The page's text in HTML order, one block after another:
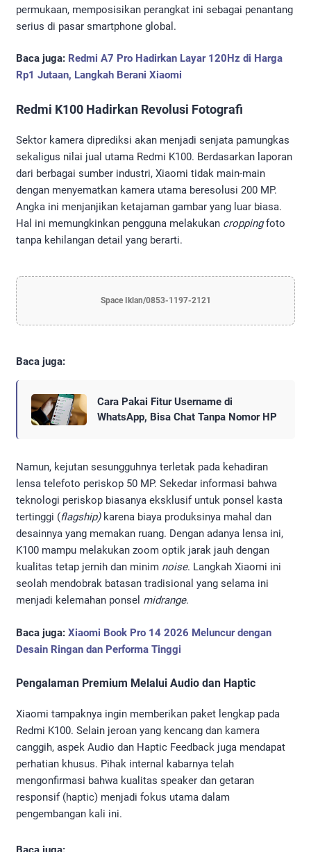
permukaan, memposisikan perangkat ini sebagai penantang
serius di pasar smartphone global.
Baca juga: Redmi A7 Pro Hadirkan Layar 120Hz di Harga
Rp1 Jutaan, Langkah Berani Xiaomi
Redmi K100 Hadirkan Revolusi Fotografi
Sektor kamera diprediksi akan menjadi senjata pamungkas
sekaligus nilai jual utama Redmi K100. Berdasarkan laporan
dari berbagai sumber industri, Xiaomi tidak main-main
dengan menyematkan kamera utama beresolusi 200 MP.
Angka ini menjanjikan ketajaman gambar yang luar biasa.
Hal ini memungkinkan pengguna melakukan croppingfoto
tanpa kehilangan detail yang berarti.
Space Iklan/0853-1197-2121
Baca juga:
Cara Pakai Fitur Username di
WhatsApp, Bisa Chat Tanpa Nomor HP
Namun, kejutan sesungguhnya terletak pada kehadiran
lensa telefoto periskop 50 MP. Sekedar informasi bahwa
teknologi periskop biasanya eksklusif untuk ponsel kasta
tertinggi (flagship)karena biaya produksinya mahal dan
desainnya yang memakan ruang. Dengan adanya lensa ini,
K100 mampu melakukan zoom optik jarak jauh dengan
kualitas tetap jernih dan minim noise. Langkah Xiaomi ini
seolah mendobrak batasan tradisional yang selama ini
menjadi kelemahan ponsel midrange.
Baca juga: Xiaomi Book Pro 14 2026 Meluncur dengan
Desain Ringan dan Performa Tinggi
Pengalaman Premium Melalui Audio dan Haptic
Xiaomi tampaknya ingin memberikan paket lengkap pada
Redmi K100. Selain jeroan yang kencang dan kamera
canggih, aspek Audio dan Haptic Feedback juga mendapat
perhatian khusus. Pihak internal kabarnya telah
mengonfirmasi bahwa kualitas speaker dan getaran
responsif (haptic) menjadi fokus utama dalam
pengembangan kali ini.